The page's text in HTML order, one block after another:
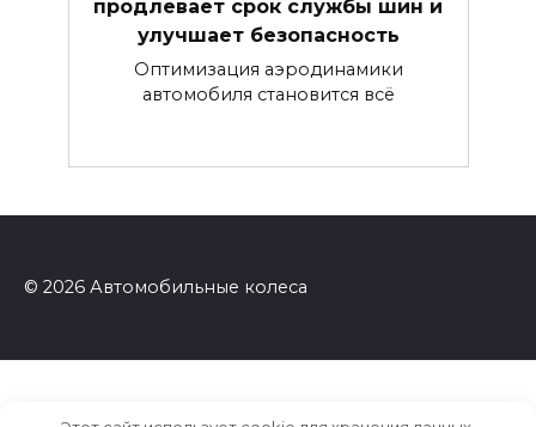
продлевает срок службы шин и
улучшает безопасность
Оптимизация аэродинамики
автомобиля становится всё
© 2026 Автомобильные колеса